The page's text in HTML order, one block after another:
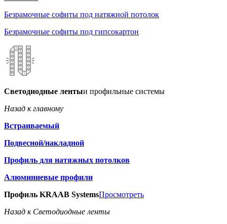
Безрамочные софиты под натяжной потолок
Безрамочные софиты под гипсокартон
Светодиодные лентыи профильные системы
Назад к главному
Встраиваемый
Подвесной/накладной
Профиль для натяжных потолков
Алюминиевые профили
Профиль KRAAB SystemsПросмотреть
Назад к Светодиодные ленты